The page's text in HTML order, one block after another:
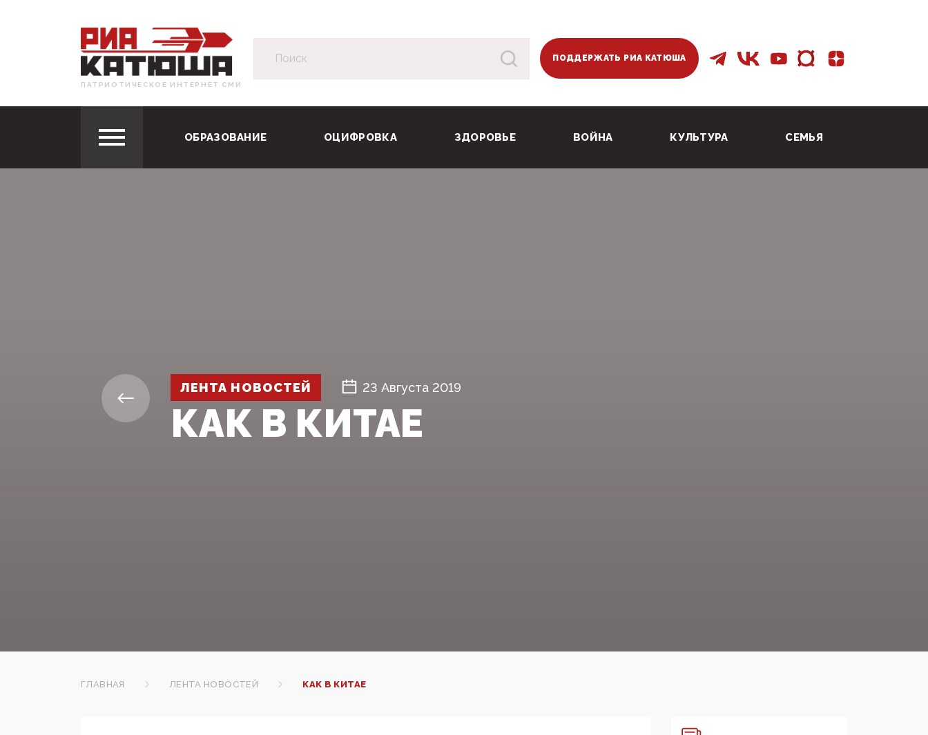
ПАТРИОТИЧЕСКОЕ ИНТЕРНЕТ СМИ
ПОДДЕРЖАТЬ РИА КАТЮША
ОБРАЗОВАНИЕ ОЦИФРОВКА ЗДОРОВЬЕ ВОЙНА КУЛЬТУРА СЕМЬЯ
ЛЕНТА НОВОСТЕЙ 23 Августа 2019
КАК В КИТАЕ
ГЛАВНАЯ ЛЕНТА НОВОСТЕЙ КАК В КИТАЕ